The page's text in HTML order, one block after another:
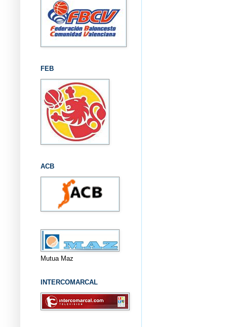
FEB
ACB
Mutua Maz
INTERCOMARCAL